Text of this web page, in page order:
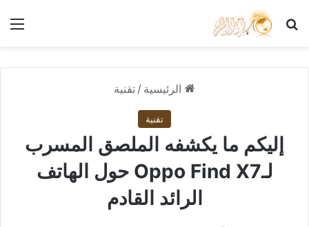
بحث عن
الرئيسية / تقنية
تقنية
إليكم ما يكشفه الملصق المسرب
لـOppo Find X7 حول الهاتف
الرائد القادم